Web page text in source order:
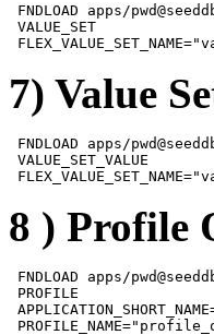
FNDLOAD apps/
VALUE_SET
7) Value
FNDLOAD apps/
VALUE_SET_VALUE
8 ) Profile
FNDLOAD apps/
PROFILE